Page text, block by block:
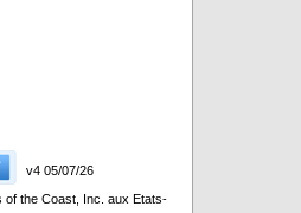
v4 05/07/26
of the Coast, Inc. aux Etats-